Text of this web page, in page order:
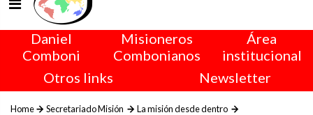
Daniel
Comboni
Misioneros
Combonianos
Área
institucional
Otros links
Newsletter
Home Secretariado Misión
La misión desde dentro